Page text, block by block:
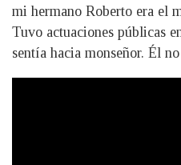
mi hermano Roberto era el
Tuvo actuaciones públicas
sentía hacia monseñor. Él